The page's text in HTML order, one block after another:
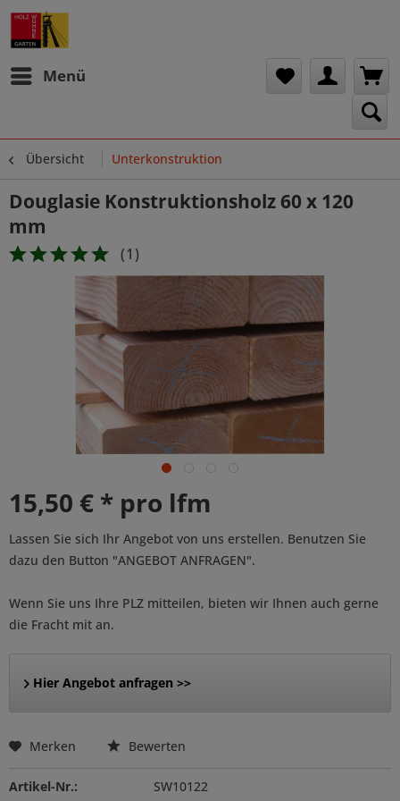
Menü
Übersicht Unterkonstruktion
Douglasie Konstruktionsholz 60 x 120
mm
(1 )
15,50 € * pro lfm
Lassen Sie sich Ihr Angebot von uns erstellen. Benutzen Sie
dazu den Button "ANGEBOT ANFRAGEN".
Wenn Sie uns Ihre PLZ mitteilen, bieten wir Ihnen auch gerne
die Fracht mit an.
Hier Angebot anfragen >>
Merken Bewerten
Artikel-Nr.: SW10122